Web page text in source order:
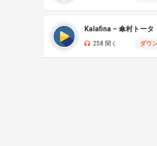
Kalafina – 傘村トータ
258 聞く ダウ